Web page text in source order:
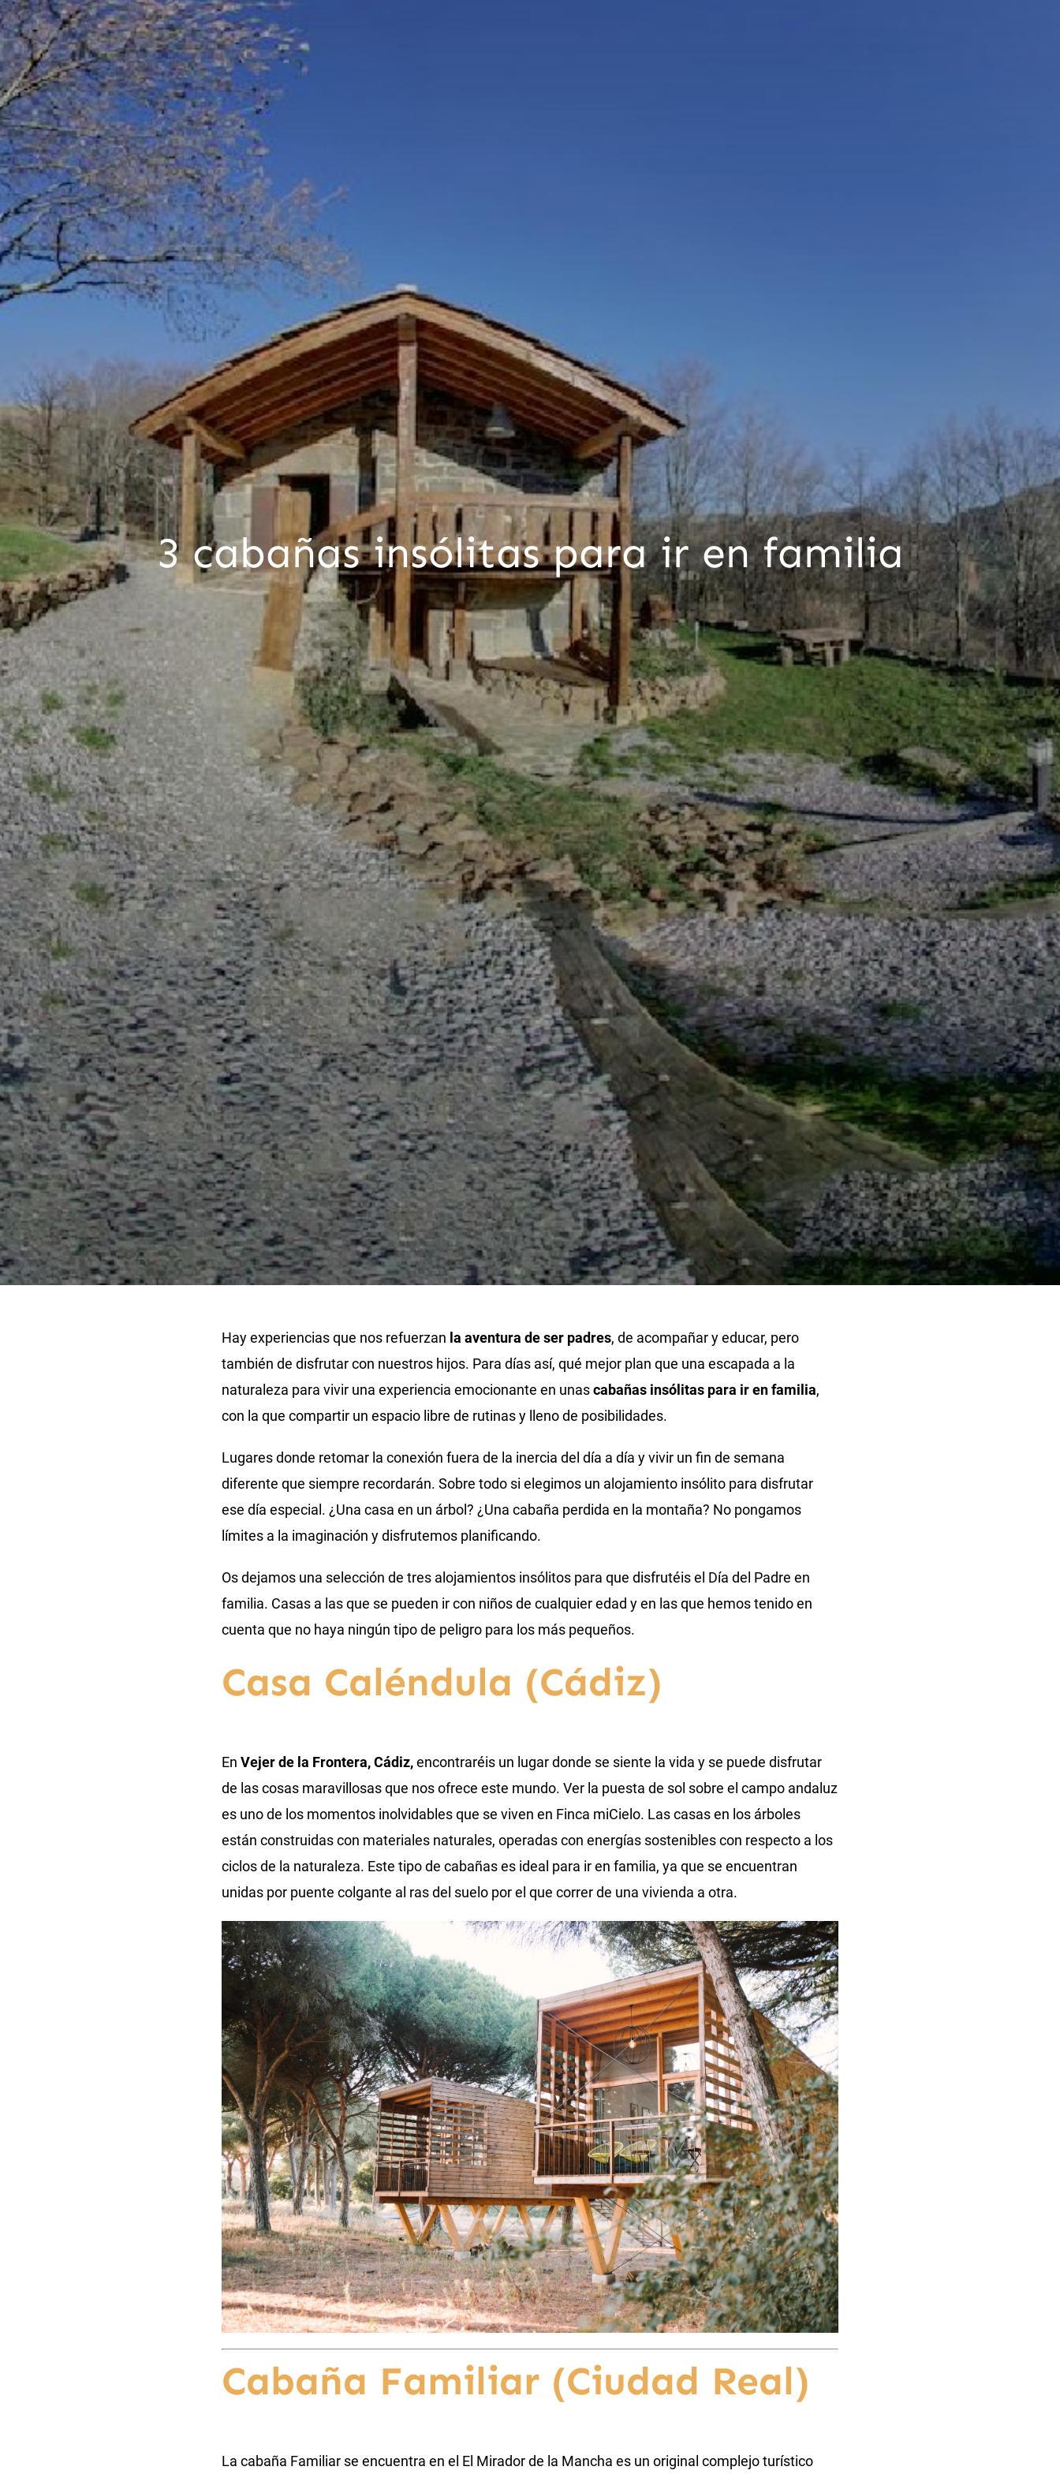
3 cabañas insólitas para ir en familia
Hay experiencias que nos refuerzan la aventura de ser padres, de acompañar y educar, pero
también de disfrutar con nuestros hijos. Para días así, qué mejor plan que una escapada a la
naturaleza para vivir una experiencia emocionante en unascabañas insólitas para ir en familia,
con la que compartir un espacio libre de rutinas y lleno de posibilidades.
Lugares donde retomar la conexión fuera de la inercia del día a día y vivir un fin de semana
diferente que siempre recordarán. Sobre todo si elegimos un alojamiento insólito para disfrutar
ese día especial. ¿Una casa en un árbol? ¿Una cabaña perdida en la montaña? No pongamos
límites a la imaginación y disfrutemos planificando.
Os dejamos una selección de tres alojamientos insólitos para que disfrutéis el Día del Padre en
familia. Casas a las que se pueden ir con niños de cualquier edad y en las que hemos tenido en
cuenta que no haya ningún tipo de peligro para los más pequeños.
Casa Caléndula (Cádiz)
En Vejer de la Frontera, Cádiz,encontraréis un lugar donde se siente la vida y se puede disfrutar
de las cosas maravillosas que nos ofrece este mundo. Ver la puesta de sol sobre el campo andaluz
es uno de los momentos inolvidables que se viven en Finca miCielo. Las casas en los árboles
están construidas con materiales naturales, operadas con energías sostenibles con respecto a los
ciclos de la naturaleza. Este tipo de cabañas es ideal para ir en familia, ya que se encuentran
unidas por puente colgante al ras del suelo por el que correr de una vivienda a otra.
Cabaña Familiar (Ciudad Real)
La cabaña Familiar se encuentra en el El Mirador de la Mancha es un original complejo turístico